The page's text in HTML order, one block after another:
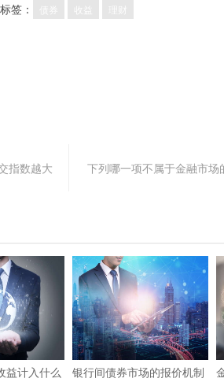
标签： 债券 收益
指数越大
下列哪一项不属于金融市
益计入什么
银行间债券市场的报价机制